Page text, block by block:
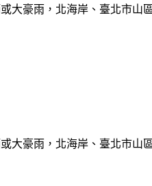
大豪雨，北海岸、臺北市山
大豪雨，北海岸、臺北市山